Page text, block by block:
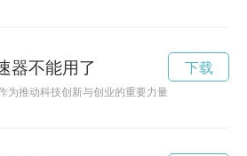
器不能用了
为推动科技创新与创业的重要力量，正以独特的
下载